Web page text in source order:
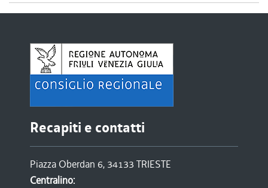
Recapiti e contatti
Piazza Oberdan 6, 34133 TRIESTE
Centralino: